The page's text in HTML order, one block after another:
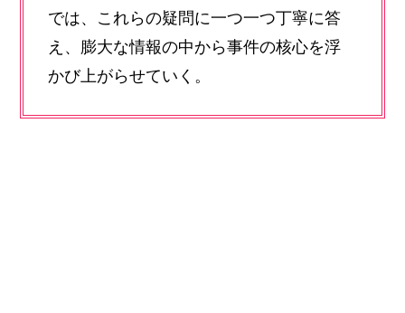
では、これらの疑問に一つ一つ丁寧に答
え、膨大な情報の中から事件の核心を浮
かび上がらせていく。